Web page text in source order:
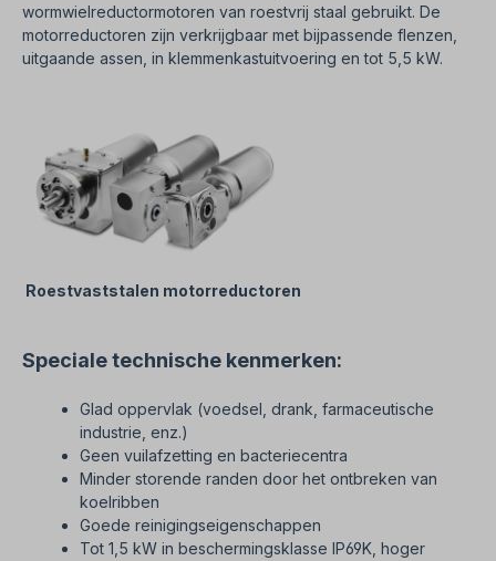
wormwielreductormotoren van roestvrij staal gebruikt. De
motorreductoren zijn verkrijgbaar met bijpassende flenzen,
uitgaande assen, in klemmenkastuitvoering en tot 5,5 kW.
Roestvaststalen motorreductoren
Speciale technische kenmerken:
Glad oppervlak (voedsel, drank, farmaceutische
industrie, enz.)
Geen vuilafzetting en bacteriecentra
Minder storende randen door het ontbreken van
koelribben
Goede reinigingseigenschappen
Tot 1,5 kW in beschermingsklasse IP69K, hoger